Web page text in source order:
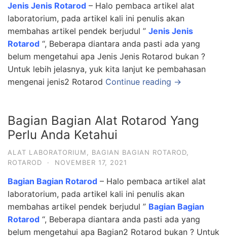
Jenis Jenis Rotarod – Halo pembaca artikel alat
laboratorium, pada artikel kali ini penulis akan
membahas artikel pendek berjudul ” Jenis Jenis
Rotarod “, Beberapa diantara anda pasti ada yang
belum mengetahui apa Jenis Jenis Rotarod bukan ?
Untuk lebih jelasnya, yuk kita lanjut ke pembahasan
mengenai jenis2 Rotarod Continue reading →
Bagian Bagian Alat Rotarod Yang
Perlu Anda Ketahui
ALAT LABORATORIUM BAGIAN BAGIAN ROTAROD
ROTAROD
· NOVEMBER 17, 2021
Bagian Bagian Rotarod – Halo pembaca artikel alat
laboratorium, pada artikel kali ini penulis akan
membahas artikel pendek berjudul ” Bagian Bagian
Rotarod “, Beberapa diantara anda pasti ada yang
belum mengetahui apa Bagian2 Rotarod bukan ? Untuk